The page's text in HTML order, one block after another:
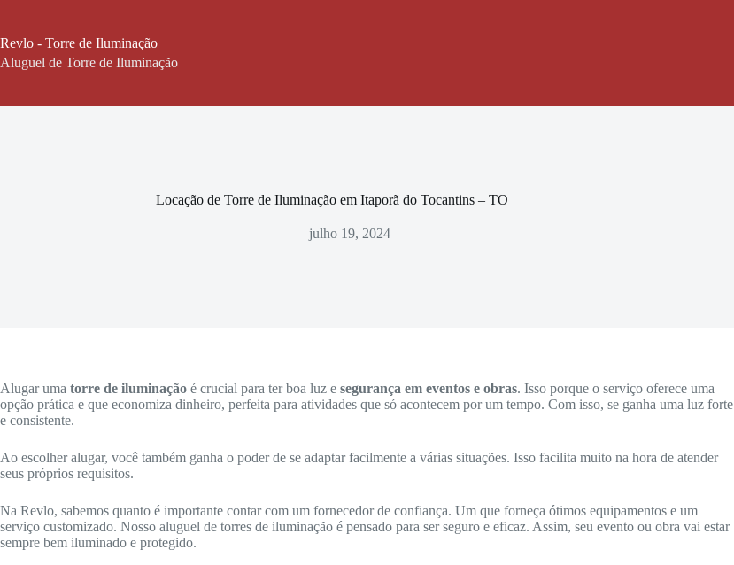
o
conteúdo
Revlo - Torre de Iluminação
Aluguel de Torre de Iluminação
Locação de Torre de Iluminação em Itaporã do Tocantins – TO
julho 19, 2024
Alugar uma torre de iluminação é crucial para ter boa luz e segurança em eventos e obras. Isso porque o serviço oferece uma
opção prática e que economiza dinheiro, perfeita para atividades que só acontecem por um tempo. Com isso, se ganha uma luz forte
e consistente.
Ao escolher alugar, você também ganha o poder de se adaptar facilmente a várias situações. Isso facilita muito na hora de atender
seus próprios requisitos.
Na Revlo, sabemos quanto é importante contar com um fornecedor de confiança. Um que forneça ótimos equipamentos e um
serviço customizado. Nosso aluguel de torres de iluminação é pensado para ser seguro e eficaz. Assim, seu evento ou obra vai estar
sempre bem iluminado e protegido.